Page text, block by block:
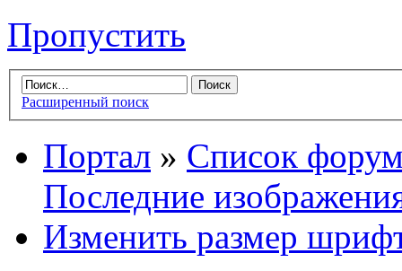
Пропустить
Расширенный поиск
Портал » Список
Последние
Изменить размер